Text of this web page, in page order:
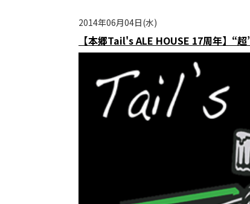
2014年06月04日(水)
【本郷Tail's ALE HOUSE 17周年】“